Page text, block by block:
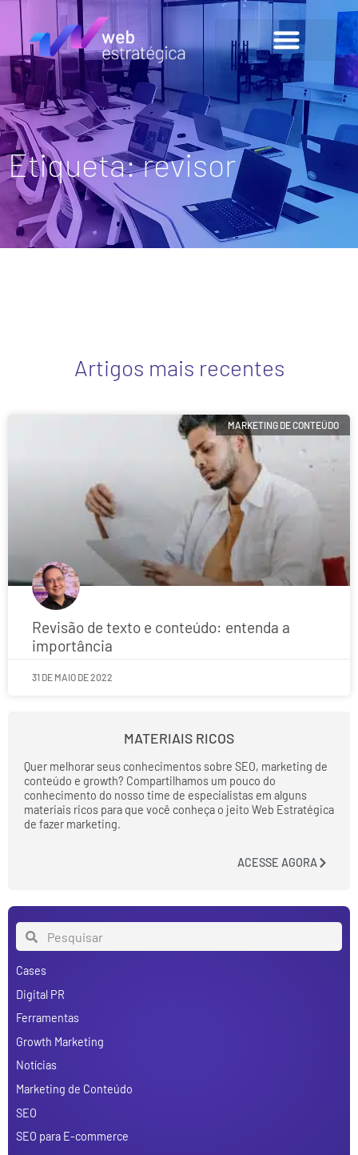
Etiqueta: revisor
Artigos mais recentes
MARKETING DE CONTEÚDO
Revisão de texto e conteúdo: entenda a
importância
31 DE MAIO DE 2022
MATERIAIS RICOS
Quer melhorar seus conhecimentos sobre SEO, marketing de
conteúdo e growth? Compartilhamos um pouco do
conhecimento do nosso time de especialistas em alguns
materiais ricos para que você conheça o jeito Web Estratégica
de fazer marketing.
ACESSE AGORA
Cases
Digital PR
Ferramentas
Growth Marketing
Notícias
Marketing de Conteúdo
SEO
SEO para E-commerce